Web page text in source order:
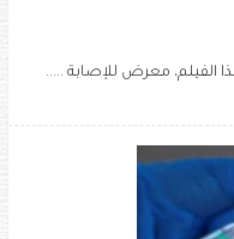
الفيلم، معرض للإصابة .....